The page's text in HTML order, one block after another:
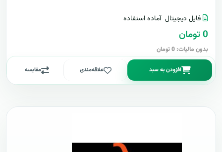
فایل دیجیتال آماده استفاده
0 تومان
بدون مالیات: 0 تومان
افزودن به سبد علاقه‌مندی مقایسه